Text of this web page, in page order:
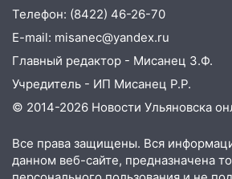
по улице Ефремова
14:23 67% ульяновцев
передумать увольняться,
повысят зарплату
14:01 Инсценировали ДТП
более 4,6 миллиона
судом предстанет банда
автоподставщиков
Телефон: (8422) 46-26-70
E-mail: misanec@yandex.ru
Главный редактор - Мисанец З.Ф.
Учредитель - ИП Мисанец Р.Р.
© 2014-2026 Новости Ульяновска
Все права защищены. Вся
данном веб-сайте, предназначена